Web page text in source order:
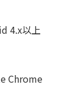
4.x以上
Chrome